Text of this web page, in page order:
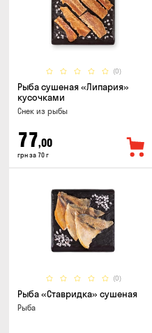
(0)
Рыба сушеная «Липария»
кусочками
Снек из рыбы
77,00
грн за 70 г
(0)
Рыба «Ставридка» сушеная
Рыба